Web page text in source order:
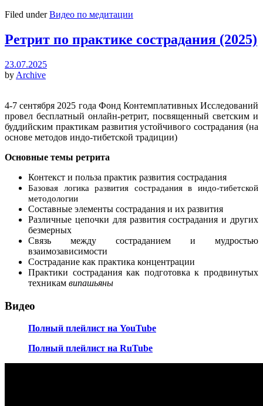
Filed underВидео по медитации
Ретрит по практике сострадания (2025)
23.07.2025
by Archive
4-7 сентября 2025 года Фонд Контемплативных Исследований
провел бесплатный онлайн-ретрит, посвященный светским и
буддийским практикам развития устойчивого сострадания (на
основе методов индо-тибетской традиции)
Основные темы ретрита
Контекст и польза практик развития сострадания
Базовая логика развития сострадания в индо-тибетской
методологии
Составные элементы сострадания и их развития
Различные цепочки для развития сострадания и других
безмерных
Связь между состраданием и мудростью
взаимозависимости
Сострадание как практика концентрации
Практики сострадания как подготовка к продвинутых
техникам випашьяны
Видео
Полный плейлист на YouTube
Полный плейлист на RuTube